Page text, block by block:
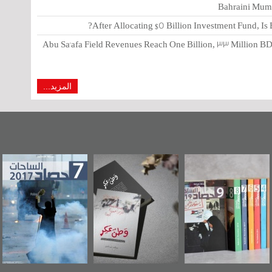
Bahraini
After Allocating $5 Billion Investment Fund, Is
Abu Sa'afa Field Revenues Reach One Billion, 33 Million
المزيد...
حصاد
2019
«وطن عكر» رواية
جديدة لمعتقل
عسكري تصدر عن
«مرآة البحرين»
حصاد 2017